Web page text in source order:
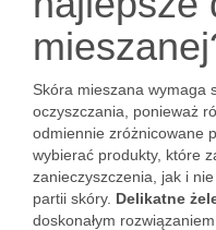
Skóra mieszana wymaga
oczyszczania, ponieważ
odmiennie zróżnicowane
wybierać produkty, które
zanieczyszczenia, jak i
partii skóry. Delikatne
doskonałym